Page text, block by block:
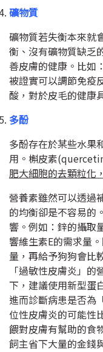
礦物質
礦物質若失衡本來就
衡、沒有礦物質缺乏
善皮膚的健康。比如
被證實可以調節免疫
酸，對於皮毛的健康
多酚
多酚存在於某些水果
用。槲皮素
肥大細胞的去顆粒化
營養素雖然可以透過
的均衡卻是不容易的
響。例如：鋅的攝取
響維生素E的需求量
量，再給予狗狗會比
「過敏性皮膚炎」
下，建議使用新型蛋
進而診斷病患是否為
位性皮膚炎的可能性
餵對皮膚有幫助的食
飼主省下大量的金錢